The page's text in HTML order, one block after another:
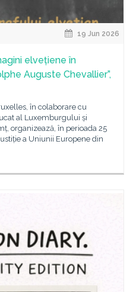
19 Jun 2026
elvețiene în
Auguste Chevallier”,
în colaborare cu
al Luxemburgului și
organizează, în perioada 25
a Uniunii Europene din